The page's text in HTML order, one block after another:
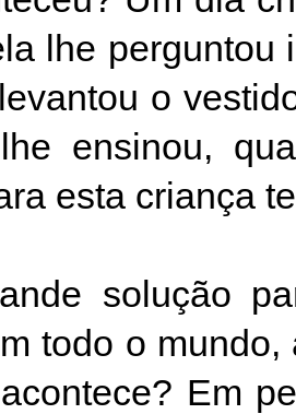
lhe perguntou
o
ensinou,
esta criança
solução
todo o
Em